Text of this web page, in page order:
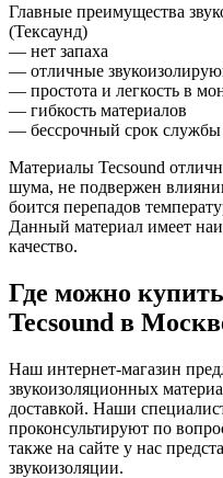
Главные преимущества
(Тексаунд)
— нет запаха
— отличные
— простота и легкость в
— гибкость материалов
— бессрочный срок службы
Материалы Tecsound
шума, не подвержен
боится перепадов
Данный материал имеет
качество.
Где можно
Tecsound в
Наш интернет-магазин
звукоизоляционных
доставкой. Наши
проконсультируют по
также на сайте у нас
звукоизоляции.